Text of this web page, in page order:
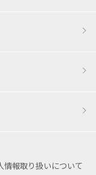
情報取り扱いについて